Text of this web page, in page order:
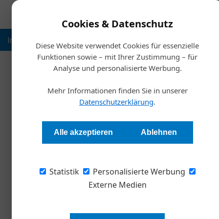
Cookies & Datenschutz
Diese Website verwendet Cookies für essenzielle
Funktionen sowie – mit Ihrer Zustimmung – für
Analyse und personalisierte Werbung.
Mehr Informationen finden Sie in unserer
Datenschutzerklärung.
Alle akzeptieren Ablehnen
Statistik
Personalisierte Werbung
Externe Medien
Inspiration